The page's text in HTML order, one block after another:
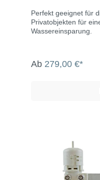
Perfekt geeignet für
Privatobjekten für
Wassereinsparung.
Ab 279,00 €*